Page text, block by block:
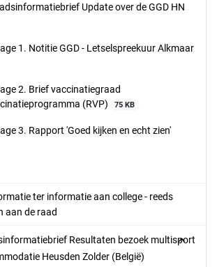
Update over de GGD HN
1. Notitie GGD - Letselspreekuur Alkmaar
2. Brief vaccinatiegraad
(RVP)
75 KB
3. Rapport 'Goed kijken en echt zien'
ter informatie aan college - reeds
aan de raad
Resultaten bezoek multisport
Heusden Zolder (België)